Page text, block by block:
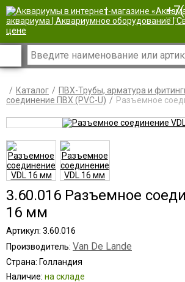
|
Каталог ПВХ-Трубы, арматура и
соединение ПВХ (PVC-U)
Разъемное
3.60.016 Разъемное
16 мм
Артикул: 3.60.016
Производитель: Van De Lande
Страна: Голландия
Наличие: на складе